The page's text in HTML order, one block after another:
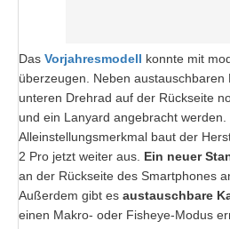
Das Vorjahresmodell konnte mit
überzeugen. Neben austauschbaren
unteren Drehrad auf der Rückseite
und ein Lanyard angebracht werden.
Alleinstellungsmerkmal baut der
2 Pro jetzt weiter aus. Ein neuer
an der Rückseite des Smartphones
Außerdem gibt es austauschbare
einen Makro- oder Fisheye-Modus